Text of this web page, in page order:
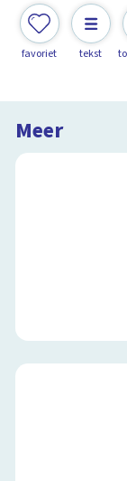
favoriet tekst
Meer